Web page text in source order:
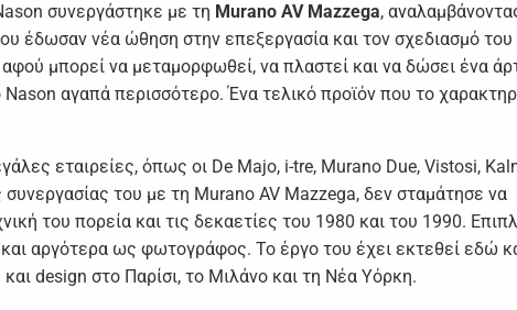
συνεργάστηκε με τη Murano AV Mazzega,
έδωσαν νέα ώθηση στην επεξεργασία και τον σχεδιασμό του
αφού μπορεί να μεταμορφωθεί, να πλαστεί και να δώσει ένα
αγαπά περισσότερο. Ένα τελικό προϊόν που το
εταιρείες, όπως οι De Majo, i-tre, Murano Due, Vistosi,
του με τη Murano AV Mazzega, δεν σταμάτησε να
του πορεία και τις δεκαετίες του 1980 και του 1990.
αργότερα ως φωτογράφος. Το έργο του έχει εκτεθεί εδώ
design στο Παρίσι, το Μιλάνο και τη Νέα Υόρκη.